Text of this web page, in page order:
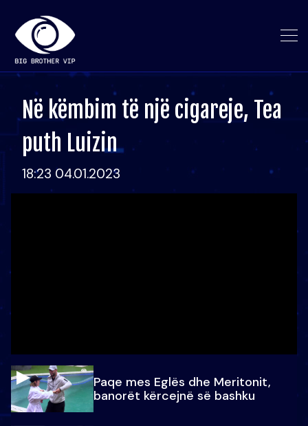
Në këmbim të një cigareje, Tea
puth Luizin
18:23 04.01.2023
Paqe mes Eglës dhe Meritonit,
banorët kërcejnë së bashku